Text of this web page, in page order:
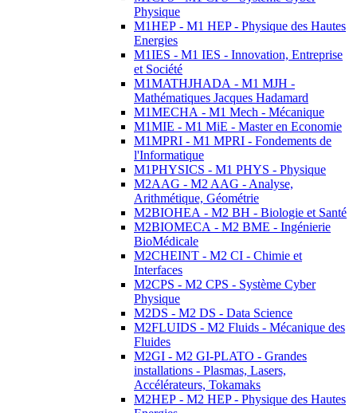
Physique
M1HEP - M1 HEP - Physique des Hautes
Energies
M1IES - M1 IES - Innovation, Entreprise
et Société
M1MATHJHADA - M1 MJH -
Mathématiques Jacques Hadamard
M1MECHA - M1 Mech - Mécanique
M1MIE - M1 MiE - Master en Economie
M1MPRI - M1 MPRI - Fondements de
l'Informatique
M1PHYSICS - M1 PHYS - Physique
M2AAG - M2 AAG - Analyse,
Arithmétique, Géométrie
M2BIOHEA - M2 BH - Biologie et Santé
M2BIOMECA - M2 BME - Ingénierie
BioMédicale
M2CHEINT - M2 CI - Chimie et
Interfaces
M2CPS - M2 CPS - Système Cyber
Physique
M2DS - M2 DS - Data Science
M2FLUIDS - M2 Fluids - Mécanique des
Fluides
M2GI - M2 GI-PLATO - Grandes
installations - Plasmas, Lasers,
Accélérateurs, Tokamaks
M2HEP - M2 HEP - Physique des Hautes